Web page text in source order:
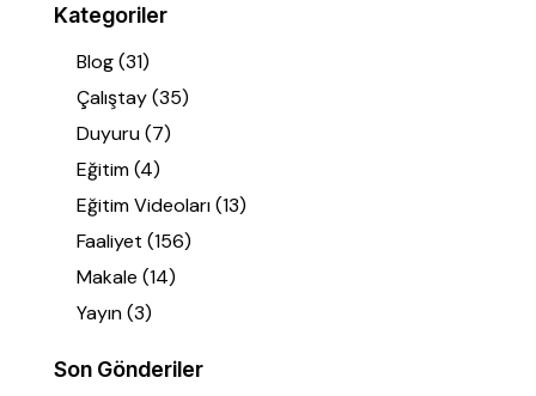
Kategoriler
Blog(31)
Çalıştay(35)
Duyuru(7)
Eğitim(4)
Eğitim Videoları(13)
Faaliyet (156)
Makale (14)
Yayın(3)
Son Gönderiler